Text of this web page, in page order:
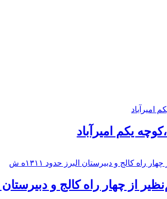
یکم امیرآباد
از چهار راه كالج و دبيرستان البرز